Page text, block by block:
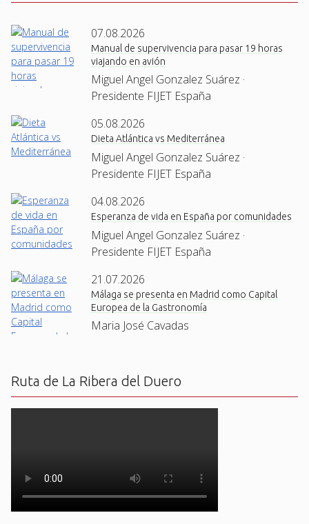
07.08.2026
Manual de supervivencia para pasar 19 horas
viajando en avión
Miguel Angel Gonzalez Suárez ·
Presidente FIJET España
05.08.2026
Dieta Atlántica vs Mediterránea
Miguel Angel Gonzalez Suárez ·
Presidente FIJET España
04.08.2026
Esperanza de vida en España por comunidades
Miguel Angel Gonzalez Suárez ·
Presidente FIJET España
21.07.2026
Málaga se presenta en Madrid como Capital
Europea de la Gastronomía
Maria José Cavadas
Ruta de La Ribera del Duero